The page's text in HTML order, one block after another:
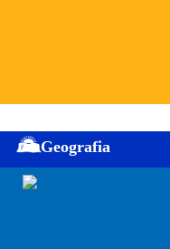
Geografia